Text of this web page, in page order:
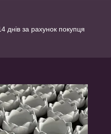
днів за рахунок покупця